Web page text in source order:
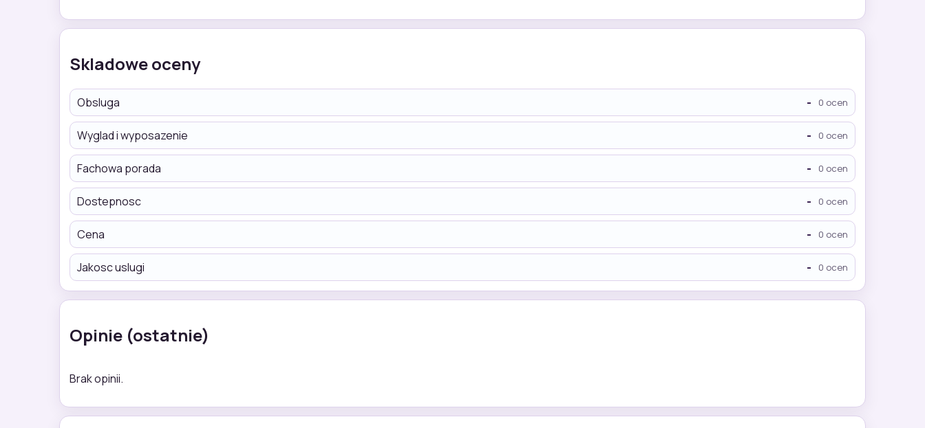
Skladowe oceny
Obsluga - 0 ocen
Wyglad i wyposazenie - 0 ocen
Fachowa porada - 0 ocen
Dostepnosc - 0 ocen
Cena - 0 ocen
Jakosc uslugi - 0 ocen
Opinie (ostatnie)
Brak opinii.